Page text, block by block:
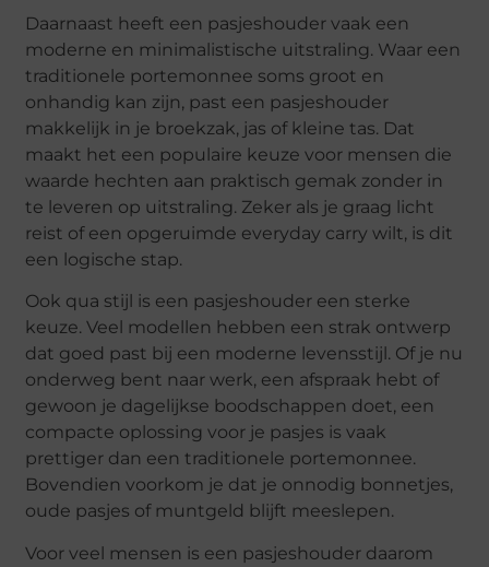
Daarnaast heeft een pasjeshouder vaak een
moderne en minimalistische uitstraling. Waar een
traditionele portemonnee soms groot en
onhandig kan zijn, past een pasjeshouder
makkelijk in je broekzak, jas of kleine tas. Dat
maakt het een populaire keuze voor mensen die
waarde hechten aan praktisch gemak zonder in
te leveren op uitstraling. Zeker als je graag licht
reist of een opgeruimde everyday carry wilt, is dit
een logische stap.
Ook qua stijl is een pasjeshouder een sterke
keuze. Veel modellen hebben een strak ontwerp
dat goed past bij een moderne levensstijl. Of je nu
onderweg bent naar werk, een afspraak hebt of
gewoon je dagelijkse boodschappen doet, een
compacte oplossing voor je pasjes is vaak
prettiger dan een traditionele portemonnee.
Bovendien voorkom je dat je onnodig bonnetjes,
oude pasjes of muntgeld blijft meeslepen.
Voor veel mensen is een pasjeshouder daarom